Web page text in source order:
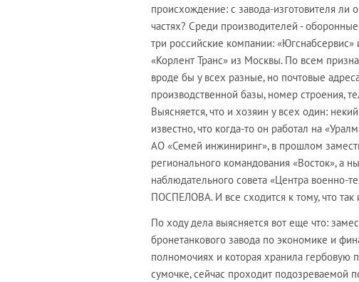
происхождение: с завода-изготовителя ли
частях? Среди производителей -
три российские компании: «Югснабсервис»
«Корлент Транс» из Москвы. По всем
вроде бы у всех разные, но почтовые
производственной базы, номер строения,
Выясняется, что и хозяин у всех один:
известно, что когда-то он работал на
АО «Семей инжиниринг», в прошлом
регионального командования «Восток», а
наблюдательного совета «Центра военно-
ПОСПЕЛОВА. И все сходится к тому, что
По ходу дела выясняется вот еще что:
бронетанкового завода по экономике и
полномочиях и которая хранила гербовую
сумочке, сейчас проходит подозреваемой